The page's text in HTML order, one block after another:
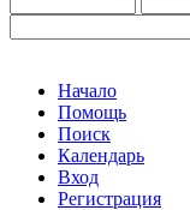
Начало
Помощь
Поиск
Календарь
Вход
Регистрация